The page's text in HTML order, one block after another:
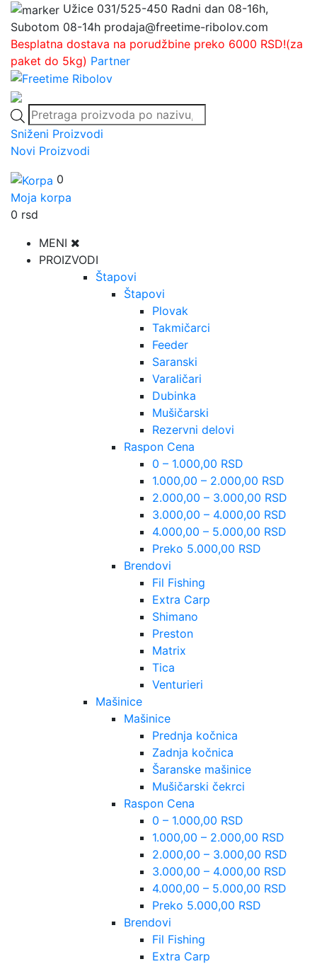
Užice 031/525-450 Radni dan 08-16h,
Subotom 08-14h prodaja@freetime-ribolov.com
Besplatna dostava na porudžbine preko 6000 RSD!(za
paket do 5kg) Partner
Products
search
Sniženi Proizvodi
Novi Proizvodi
0
Moja korpa
0 rsd
MENI
PROIZVODI
Štapovi
Štapovi
Plovak
Takmičarci
Feeder
Saranski
Varaličari
Dubinka
Mušičarski
Rezervni delovi
Raspon Cena
0 – 1.000,00 RSD
1.000,00 – 2.000,00 RSD
2.000,00 – 3.000,00 RSD
3.000,00 – 4.000,00 RSD
4.000,00 – 5.000,00 RSD
Preko 5.000,00 RSD
Brendovi
Fil Fishing
Extra Carp
Shimano
Preston
Matrix
Tica
Venturieri
Mašinice
Mašinice
Prednja kočnica
Zadnja kočnica
Šaranske mašinice
Mušičarski čekrci
Raspon Cena
0 – 1.000,00 RSD
1.000,00 – 2.000,00 RSD
2.000,00 – 3.000,00 RSD
3.000,00 – 4.000,00 RSD
4.000,00 – 5.000,00 RSD
Preko 5.000,00 RSD
Brendovi
Fil Fishing
Extra Carp